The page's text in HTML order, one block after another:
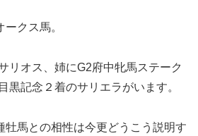
クス馬。
リオス、姉にG2府中牝馬ステーク
黒記念２着のサリエラがいます。
牡馬との相性は今更どうこう説明す